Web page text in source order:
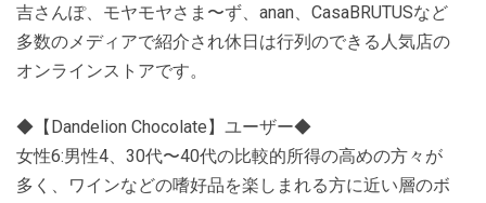
吉さんぽ、モヤモヤさま〜ず、anan、CasaBRUTUSなど
多数のメディアで紹介され休日は行列のできる人気店の
オンラインストアです。
◆【Dandelion Chocolate】ユーザー◆
女性6:男性4、30代〜40代の比較的所得の高めの方々が
多く、ワインなどの嗜好品を楽しまれる方に近い層のボ